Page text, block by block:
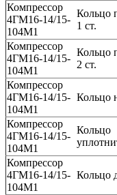
Компрессор
4ГМ16-14/15-
104М1
Кольцо
1 ст.
Компрессор
4ГМ16-14/15-
104М1
Кольцо
2 ст.
Компрессор
4ГМ16-14/15-
104М1
Кольцо
Компрессор
4ГМ16-14/15-
104М1
Кольцо
Компрессор
4ГМ16-14/15-
104М1
Кольцо